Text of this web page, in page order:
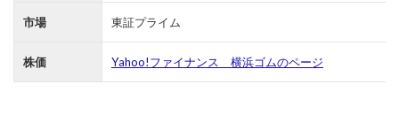
市場 東証プライム
株価 Yahoo!ファイナンス 横浜ゴムのページ